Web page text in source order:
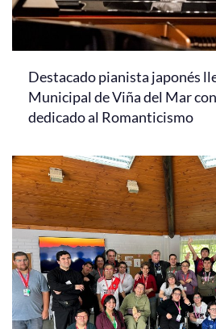
Destacado pianista japonés
Municipal de Viña del Mar
dedicado al Romanticismo